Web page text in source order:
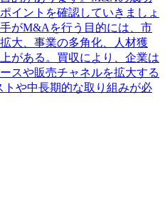
イントを確認していきましょ
がM&Aを行う目的には、市
大、事業の多角化、人材獲
がある。買収により、企業は
スや販売チャネルを拡大する
や中長期的な取り組みが必